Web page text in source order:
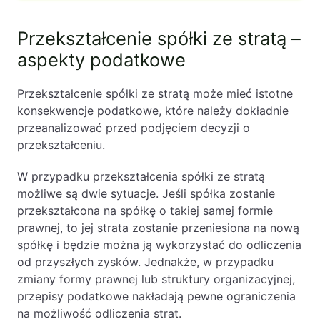
Przekształcenie spółki ze stratą –
aspekty podatkowe
Przekształcenie spółki ze stratą może mieć istotne
konsekwencje podatkowe, które należy dokładnie
przeanalizować przed podjęciem decyzji o
przekształceniu.
W przypadku przekształcenia spółki ze stratą
możliwe są dwie sytuacje. Jeśli spółka zostanie
przekształcona na spółkę o takiej samej formie
prawnej, to jej strata zostanie przeniesiona na nową
spółkę i będzie można ją wykorzystać do odliczenia
od przyszłych zysków. Jednakże, w przypadku
zmiany formy prawnej lub struktury organizacyjnej,
przepisy podatkowe nakładają pewne ograniczenia
na możliwość odliczenia strat.